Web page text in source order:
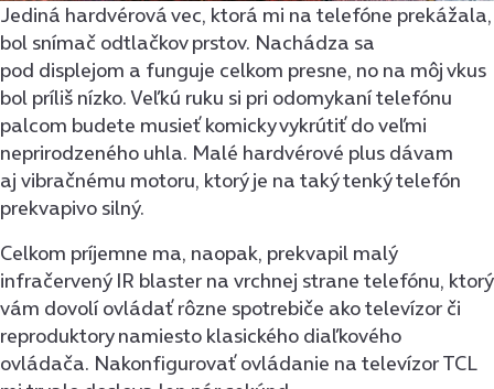
Jediná hardvérová vec, ktorá mi na telefóne prekážala,
bol snímač odtlačkov prstov. Nachádza sa
pod displejom a funguje celkom presne, no na môj vkus
bol príliš nízko. Veľkú ruku si pri odomykaní telefónu
palcom budete musieť komicky vykrútiť do veľmi
neprirodzeného uhla. Malé hardvérové plus dávam
aj vibračnému motoru, ktorý je na taký tenký telefón
prekvapivo silný.
Celkom príjemne ma, naopak, prekvapil malý
infračervený IR blaster na vrchnej strane telefónu, ktorý
vám dovolí ovládať rôzne spotrebiče ako televízor či
reproduktory namiesto klasického diaľkového
ovládača. Nakonfigurovať ovládanie na televízor TCL